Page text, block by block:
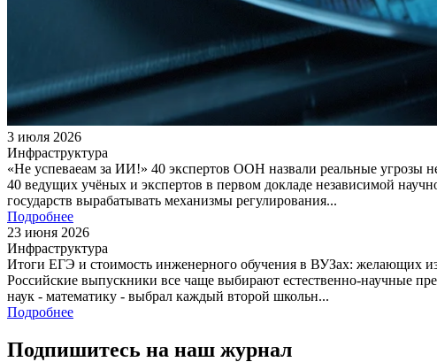
3 июля 2026
Инфраструктура
«Не успеваеам за ИИ!» 40 экспертов ООН назвали реальные угрозы
40 ведущих учёных и экспертов в первом докладе независимой
государств вырабатывать механизмы регулирования...
Подробнее
23 июня 2026
Инфраструктура
Итоги ЕГЭ и стоимость инженерного обучения в ВУЗах: желающих
Российские выпускники все чаще выбирают естественно-научные
наук - математику - выбрал каждый второй школьн...
Подробнее
Подпишитесь на наш журнал